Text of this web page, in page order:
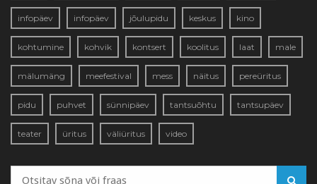
infopäev infopäev jõulupidu keskus kino
kohtumine kohvik kontsert koolitus laat male
mälumäng meefestival mess näitus pereüritus
pidu puhvet sünnipäev tantsuõhtu tantsupäev
teater üritus väliüritus video